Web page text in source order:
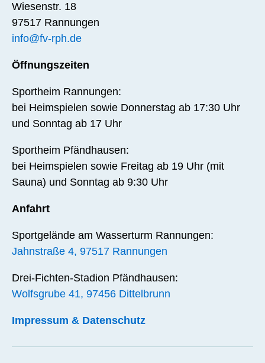
Wiesenstr. 18
97517 Rannungen
info@fv-rph.de
Öffnungszeiten
Sportheim Rannungen:
bei Heimspielen sowie Donnerstag ab 17:30 Uhr
und Sonntag ab 17 Uhr
Sportheim Pfändhausen:
bei Heimspielen sowie Freitag ab 19 Uhr (mit
Sauna) und Sonntag ab 9:30 Uhr
Anfahrt
Sportgelände am Wasserturm Rannungen:
Jahnstraße 4, 97517 Rannungen
Drei-Fichten-Stadion Pfändhausen:
Wolfsgrube 41, 97456 Dittelbrunn
Impressum & Datenschutz